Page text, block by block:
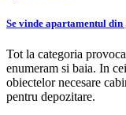
Se vinde apartamentul
Tot la categoria
enumeram si baia. In
obiectelor necesare
pentru depozitare.